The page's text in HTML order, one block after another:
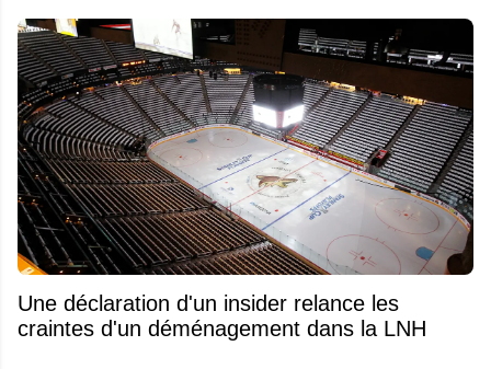
Une déclaration d'un insider relance les
craintes d'un déménagement dans la LNH